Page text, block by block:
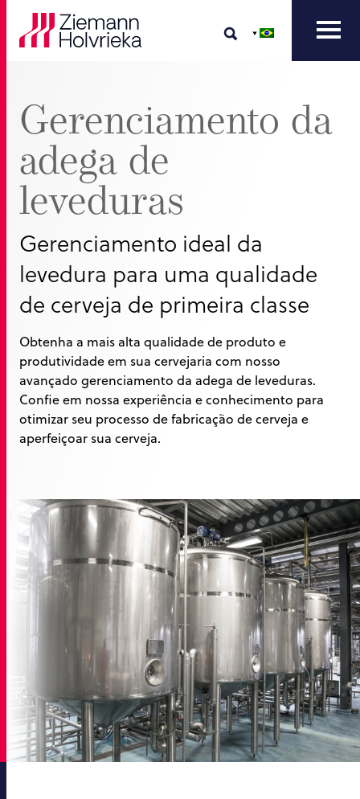
Gerenciamento da
adega de
leveduras
Gerenciamento ideal da
levedura para uma qualidade
de cerveja de primeira classe
Obtenha a mais alta qualidade de produto e
produtividade em sua cervejaria com nosso
avançado gerenciamento da adega de leveduras.
Confie em nossa experiência e conhecimento para
otimizar seu processo de fabricação de cerveja e
aperfeiçoar sua cerveja.